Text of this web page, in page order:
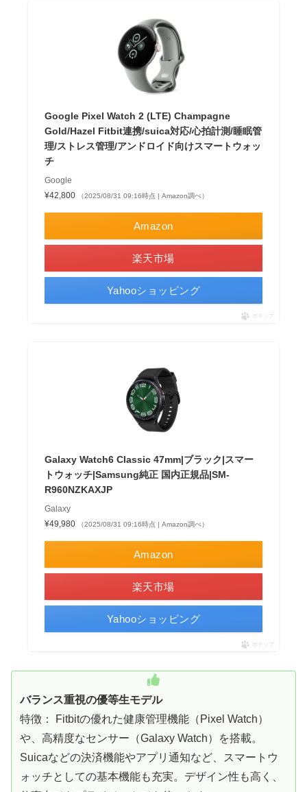
Google Pixel Watch 2 (LTE) Champagne
Gold/Hazel Fitbit連携/suica対応/心拍計測/睡眠管
理/ストレス管理/アンドロイド向けスマートウォッ
チ
Google
¥42,800
（2025/08/31 09:16時点 | Amazon調べ）
Amazon
楽天市場
Yahooショッピング
ポチップ
Galaxy Watch6 Classic 47mm|ブラック|スマー
トウォッチ|Samsung純正 国内正規品|SM-
R960NZKAXJP
Galaxy
¥49,980
（2025/08/31 09:16時点 | Amazon調べ）
Amazon
楽天市場
Yahooショッピング
ポチップ
バランス重視の優等生モデル
特徴： Fitbitの優れた健康管理機能（Pixel Watch）
や、高精度なセンサー（Galaxy Watch）を搭載。
Suicaなどの決済機能やアプリ通知など、スマートウ
ォッチとしての基本機能も充実。デザイン性も高く、